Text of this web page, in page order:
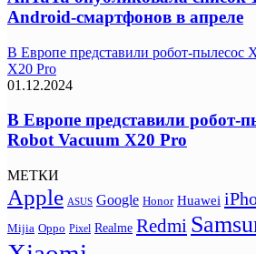
Android-смартфонов в апреле
В Европе представили робот-пылесос
X20 Pro
01.12.2024
В Европе представили робот-
Robot Vacuum X20 Pro
МЕТКИ
Apple ASUS Google Honor Huawei
Mijia Oppo Pixel Realme Redmi